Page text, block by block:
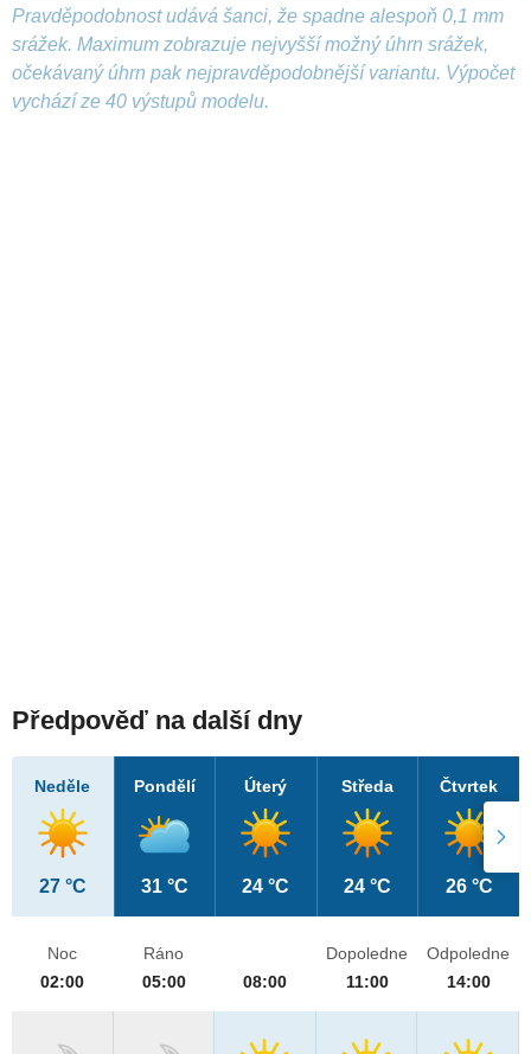
Pravděpodobnost udává šanci, že spadne alespoň 0,1 mm
srážek. Maximum zobrazuje nejvyšší možný úhrn srážek,
očekávaný úhrn pak nejpravděpodobnější variantu. Výpočet
vychází ze 40 výstupů modelu.
Předpověď na další dny
Neděle
27 °C
Pondělí
31 °C
Úterý
24 °C
Středa
24 °C
Čtvrtek
26 °C
Noc
02:00
Ráno
05:00
08:00
Dopoledne
11:00
Odpoledne
14:00